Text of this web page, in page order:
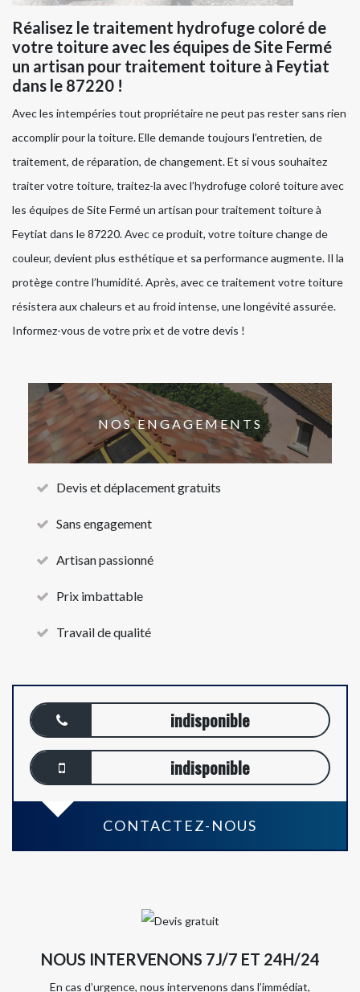
Réalisez le traitement hydrofuge coloré de
votre toiture avec les équipes de Site Fermé
un artisan pour traitement toiture à Feytiat
dans le 87220 !
Avec les intempéries tout propriétaire ne peut pas rester sans rien
accomplir pour la toiture. Elle demande toujours l’entretien, de
traitement, de réparation, de changement. Et si vous souhaitez
traiter votre toiture, traitez-la avec l’hydrofuge coloré toiture avec
les équipes de Site Fermé un artisan pour traitement toiture à
Feytiat dans le 87220. Avec ce produit, votre toiture change de
couleur, devient plus esthétique et sa performance augmente. Il la
protège contre l’humidité. Après, avec ce traitement votre toiture
résistera aux chaleurs et au froid intense, une longévité assurée.
Informez-vous de votre prix et de votre devis !
NOS ENGAGEMENTS
Devis et déplacement gratuits
Sans engagement
Artisan passionné
Prix imbattable
Travail de qualité
indisponible
indisponible
CONTACTEZ-NOUS
NOUS INTERVENONS 7J/7 ET 24H/24
En cas d’urgence, nous intervenons dans l’immédiat,